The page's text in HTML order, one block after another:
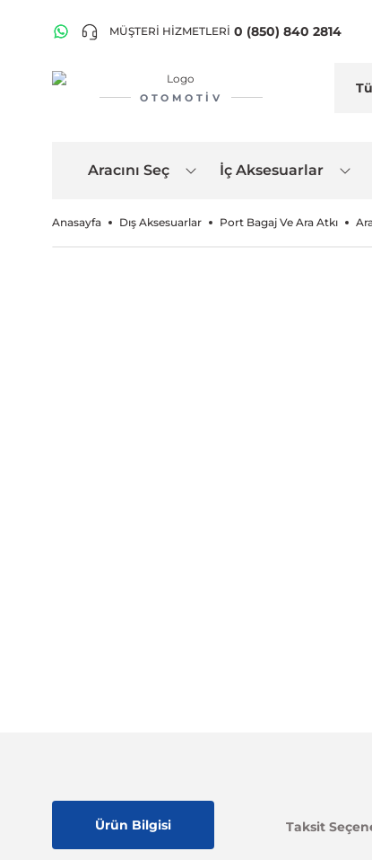
MÜŞTERİ HİZMETLERİ 0 (850) 840 2814
OTOMOTIV
Aracını Seç İç Aksesuarlar
Anasayfa Dış Aksesuarlar Port Bagaj Ve Ara Atkı
Ürün Bilgisi Taksit